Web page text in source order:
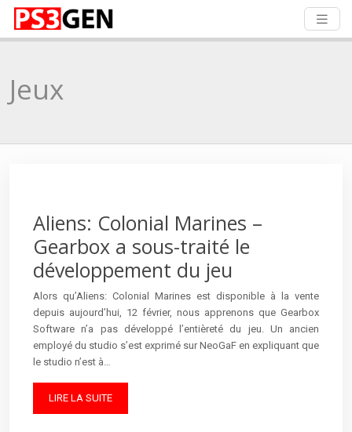
Jeux
Aliens: Colonial Marines –
Gearbox a sous-traité le
développement du jeu
Alors qu’Aliens: Colonial Marines est disponible à la vente
depuis aujourd’hui, 12 février, nous apprenons que Gearbox
Software n’a pas développé l’entièreté du jeu. Un ancien
employé du studio s’est exprimé sur NeoGaF en expliquant que
le studio n’est à…
LIRE LA SUITE